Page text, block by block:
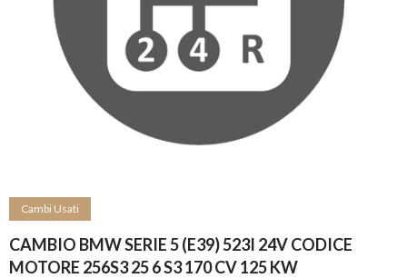
Cambi Usati
CAMBIO BMW SERIE 5 (E39) 523I 24V CODICE
MOTORE 256S3 25 6 S3 170 CV 125 KW